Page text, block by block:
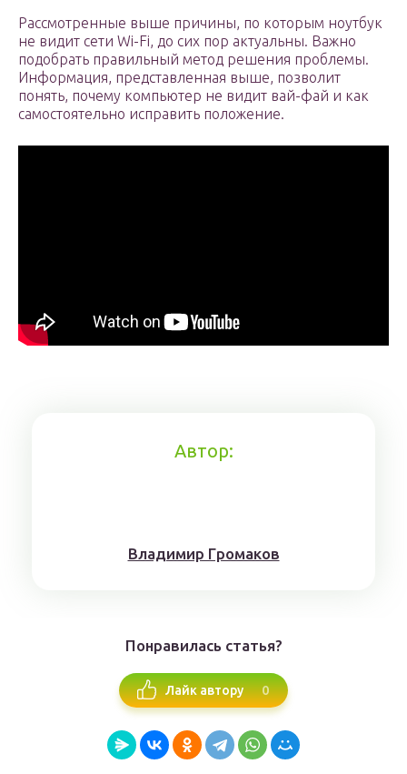
Рассмотренные выше причины, по которым ноутбук
не видит сети Wi-Fi, до сих пор актуальны. Важно
подобрать правильный метод решения проблемы.
Информация, представленная выше, позволит
понять, почему компьютер не видит вай-фай и как
самостоятельно исправить положение.
Автор:
Влaдимиp Гpoмaкoв
Понравилась статья?
Лайк автору 0